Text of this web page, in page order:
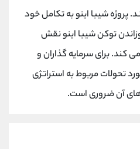
پروژه شیبا اینو به تکامل خود
توکن شیبا اینو نقش
کند. برای سرمایه گذاران و
تحولات مربوط به استراتژی
آن ضروری است.